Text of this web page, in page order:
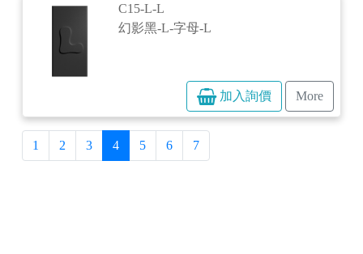
C15-L-L
幻影黑-L-字母-L
加入詢價 More
1 2 3 4 5 6 7